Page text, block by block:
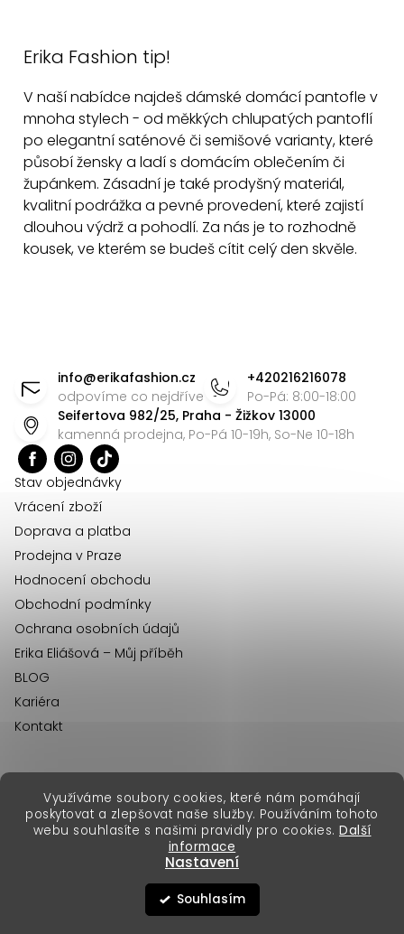
Využíváme soubory cookies, které nám pomáhají
poskytovat a zlepšovat naše služby. Používáním tohoto
webu souhlasíte s našimi pravidly pro cookies. Další
informace
Nastavení
Souhlasím
á
d
a
c
í
p
r
v
p
i
s
u
Erika Fashion tip!
V naší nabídce najdeš dámské domácí pantofle v
mnoha stylech - od měkkých chlupatých pantoflí
po elegantní saténové či semišové varianty, které
působí žensky a ladí s domácím oblečením či
župánkem. Zásadní je také prodyšný materiál,
kvalitní podrážka a pevné provedení, které zajistí
dlouhou výdrž a pohodlí. Za nás je to rozhodně
kousek, ve kterém se budeš cítit celý den skvěle.
info@erikafashion.cz
odpovíme co nejdříve
+420216216078
Po-Pá: 8:00-18:00
Seifertova 982/25, Praha - Žižkov 13000
kamenná prodejna, Po-Pá 10-19h, So-Ne 10-18h
Stav objednávky
Vrácení zboží
Doprava a platba
Prodejna v Praze
Hodnocení obchodu
Obchodní podmínky
Ochrana osobních údajů
Erika Eliášová – Můj příběh
BLOG
Kariéra
Kontakt
Vytvořil Shoptet Premium
Copyright 2026Erika Fashion. Všechna práva vyhrazena.
erikafashion.sk